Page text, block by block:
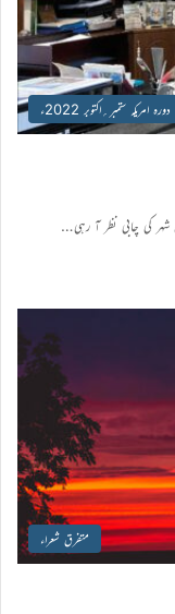
دورہ امریکہ ستمبر؍اکتوبر 2022ء
متفرق شعراء